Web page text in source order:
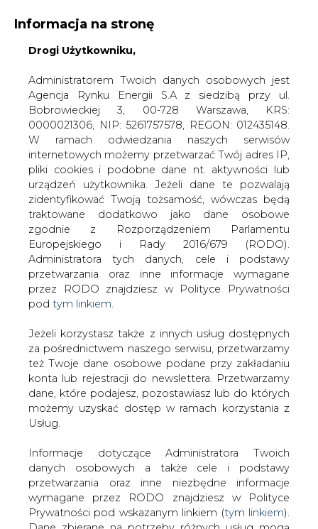
KONTAKT:
WYDAWCA PORTALU:
WYSOKI KONTRAST A A
ZALOGUJ SIĘ
WŁĄCZ CIRE.TV
Informacja na stronę
Drogi Użytkowniku,
Administratorem Twoich danych osobowych jest
Agencja Rynku Energii S.A z siedzibą przy ul.
Bobrowieckiej 3, 00-728 Warszawa, KRS:
0000021306, NIP: 5261757578, REGON: 012435148.
W ramach odwiedzania naszych serwisów
internetowych możemy przetwarzać Twój adres IP,
pliki cookies i podobne dane nt. aktywności lub
urządzeń użytkownika. Jeżeli dane te pozwalają
zidentyfikować Twoją tożsamość, wówczas będą
traktowane dodatkowo jako dane osobowe
zgodnie z Rozporządzeniem Parlamentu
Europejskiego i Rady 2016/679 (RODO).
Administratora tych danych, cele i podstawy
przetwarzania oraz inne informacje wymagane
przez RODO znajdziesz w Polityce Prywatności
pod tym linkiem.
Jeżeli korzystasz także z innych usług dostępnych
za pośrednictwem naszego serwisu, przetwarzamy
też Twoje dane osobowe podane przy zakładaniu
konta lub rejestracji do newslettera. Przetwarzamy
dane, które podajesz, pozostawiasz lub do których
możemy uzyskać dostęp w ramach korzystania z
Usług.
Informacje dotyczące Administratora Twoich
danych osobowych a także cele i podstawy
przetwarzania oraz inne niezbędne informacje
wymagane przez RODO znajdziesz w Polityce
Prywatności pod wskazanym linkiem (tym linkiem).
Strona główna
SERWIS INFORMACYJNY CIRE
/ PEWIK Gdynia będzie miało nowy system ERP
2009-10-01 00:00
skomentuj
udostępnij: